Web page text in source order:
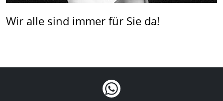
Wir alle sind immer für Sie da!